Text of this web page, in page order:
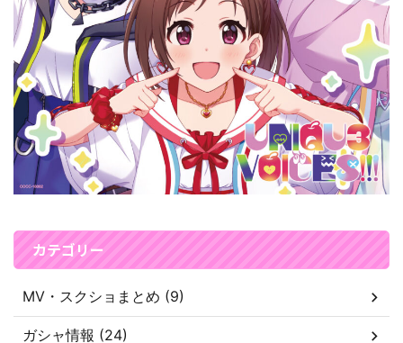
カテゴリー
MV・スクショまとめ (9)
ガシャ情報 (24)